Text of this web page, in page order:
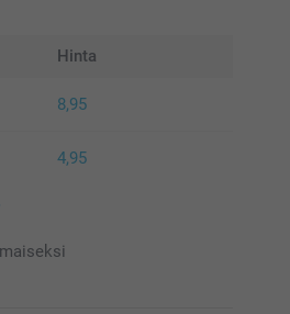
Hinta
8,95
4,95